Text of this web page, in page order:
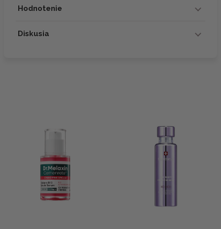
Hodnotenie
Diskusia